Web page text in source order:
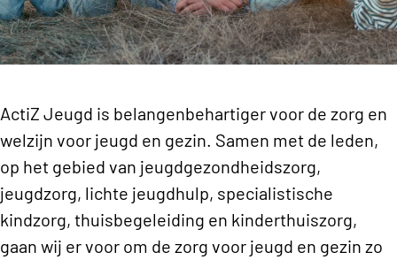
ActiZ Jeugd is belangenbehartiger voor de zorg en
welzijn voor jeugd en gezin. Samen met de leden,
op het gebied van jeugdgezondheidszorg,
jeugdzorg, lichte jeugdhulp, specialistische
kindzorg, thuisbegeleiding en kinderthuiszorg,
gaan wij er voor om de zorg voor jeugd en gezin zo